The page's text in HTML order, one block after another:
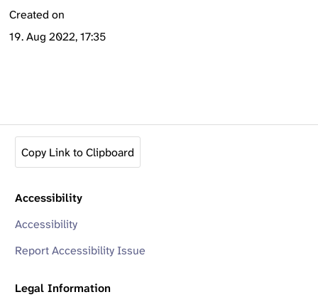
Created on
19. Aug 2022, 17:35
Copy Link to Clipboard
Accessibility
Accessibility
Report Accessibility Issue
Legal Information